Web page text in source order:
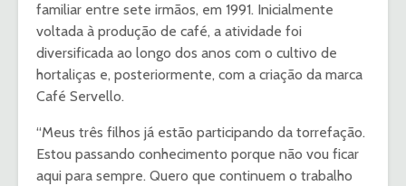
familiar entre sete irmãos, em 1991. Inicialmente
voltada à produção de café, a atividade foi
diversificada ao longo dos anos com o cultivo de
hortaliças e, posteriormente, com a criação da marca
Café Servello.
“Meus três filhos já estão participando da torrefação.
Estou passando conhecimento porque não vou ficar
aqui para sempre. Quero que continuem o trabalho